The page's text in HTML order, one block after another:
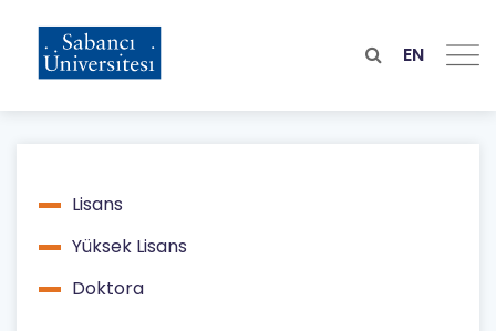
content
EN
Main
navigation
Lisans
Yüksek Lisans
Doktora